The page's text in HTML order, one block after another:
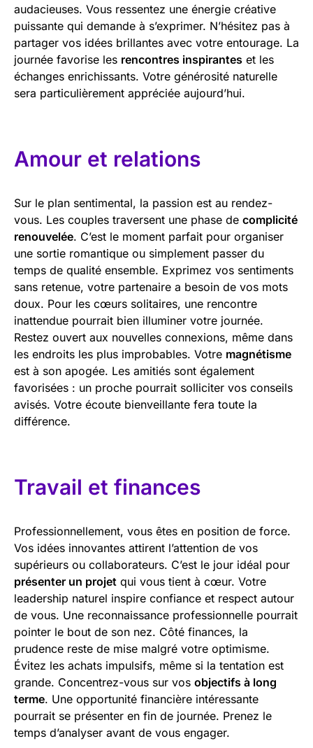
audacieuses. Vous ressentez une énergie créative
puissante qui demande à s’exprimer. N’hésitez pas à
partager vos idées brillantes avec votre entourage. La
journée favorise les rencontres inspirantes et les
échanges enrichissants. Votre générosité naturelle
sera particulièrement appréciée aujourd’hui.
Amour et relations
Sur le plan sentimental, la passion est au rendez-
vous. Les couples traversent une phase de complicité
renouvelée. C’est le moment parfait pour organiser
une sortie romantique ou simplement passer du
temps de qualité ensemble. Exprimez vos sentiments
sans retenue, votre partenaire a besoin de vos mots
doux. Pour les cœurs solitaires, une rencontre
inattendue pourrait bien illuminer votre journée.
Restez ouvert aux nouvelles connexions, même dans
les endroits les plus improbables. Votre magnétisme
est à son apogée. Les amitiés sont également
favorisées : un proche pourrait solliciter vos conseils
avisés. Votre écoute bienveillante fera toute la
différence.
Travail et finances
Professionnellement, vous êtes en position de force.
Vos idées innovantes attirent l’attention de vos
supérieurs ou collaborateurs. C’est le jour idéal pour
présenter un projet qui vous tient à cœur. Votre
leadership naturel inspire confiance et respect autour
de vous. Une reconnaissance professionnelle pourrait
pointer le bout de son nez. Côté finances, la
prudence reste de mise malgré votre optimisme.
Évitez les achats impulsifs, même si la tentation est
grande. Concentrez-vous sur vos objectifs à long
terme. Une opportunité financière intéressante
pourrait se présenter en fin de journée. Prenez le
temps d’analyser avant de vous engager.